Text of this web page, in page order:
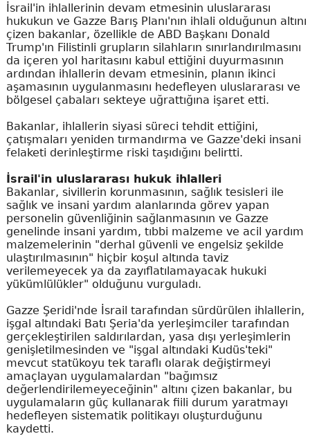
İsrail'in ihlallerinin devam etmesinin uluslararası
hukukun ve Gazze Barış Planı'nın ihlali olduğunun altını
çizen bakanlar, özellikle de ABD Başkanı Donald
Trump'ın Filistinli grupların silahların sınırlandırılmasını
da içeren yol haritasını kabul ettiğini duyurmasının
ardından ihlallerin devam etmesinin, planın ikinci
aşamasının uygulanmasını hedefleyen uluslararası ve
bölgesel çabaları sekteye uğrattığına işaret etti.
Bakanlar, ihlallerin siyasi süreci tehdit ettiğini,
çatışmaları yeniden tırmandırma ve Gazze'deki insani
felaketi derinleştirme riski taşıdığını belirtti.
İsrail'in uluslararası hukuk ihlalleri
Bakanlar, sivillerin korunmasının, sağlık tesisleri ile
sağlık ve insani yardım alanlarında görev yapan
personelin güvenliğinin sağlanmasının ve Gazze
genelinde insani yardım, tıbbi malzeme ve acil yardım
malzemelerinin "derhal güvenli ve engelsiz şekilde
ulaştırılmasının" hiçbir koşul altında taviz
verilemeyecek ya da zayıflatılamayacak hukuki
yükümlülükler" olduğunu vurguladı.
Gazze Şeridi'nde İsrail tarafından sürdürülen ihlallerin,
işgal altındaki Batı Şeria'da yerleşimciler tarafından
gerçekleştirilen saldırılardan, yasa dışı yerleşimlerin
genişletilmesinden ve "işgal altındaki Kudüs'teki"
mevcut statükoyu tek taraflı olarak değiştirmeyi
amaçlayan uygulamalardan "bağımsız
değerlendirilemeyeceğinin" altını çizen bakanlar, bu
uygulamaların güç kullanarak fiili durum yaratmayı
hedefleyen sistematik politikayı oluşturduğunu
kaydetti.